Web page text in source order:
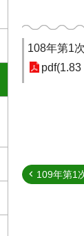
108年第1
pdf(1.83
109年第1